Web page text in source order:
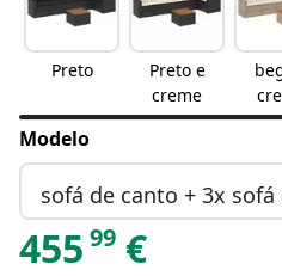
Preto
Preto e
creme
Modelo
sofá de canto + 3x
455 99 €